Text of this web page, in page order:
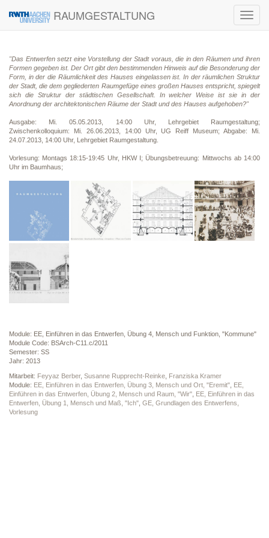
RAUMGESTALTUNG
"Das Entwerfen setzt eine Vorstellung der Stadt voraus, die in den Räumen und ihren
Formen gegeben ist. Der Ort gibt den bestimmenden Hinweis auf die Besonderung der
Form, in der die Räumlichkeit des Hauses eingelassen ist. In der räumlichen Struktur
der Stadt, die dem gegliederten Raumgefüge eines großen Hauses entspricht, spiegelt
sich die Struktur der städtischen Gesellschaft. In welcher Weise ist sie in der
Anordnung der architektonischen Räume der Stadt und des Hauses aufgehoben?"
Ausgabe: Mi. 05.05.2013, 14:00 Uhr, Lehrgebiet Raumgestaltung;
Zwischenkolloquium: Mi. 26.06.2013, 14:00 Uhr, UG Reiff Museum; Abgabe: Mi.
24.07.2013, 14:00 Uhr, Lehrgebiet Raumgestaltung.
Vorlesung: Montags 18:15-19:45 Uhr, HKW I; Übungsbetreuung: Mittwochs ab 14:00
Uhr im Baumhaus;
Module: EE, Einführen in das Entwerfen, Übung 4, Mensch und Funktion, "Kommune"
Module Code: BSArch-C11.c/2011
Semester: SS
Jahr: 2013
Mitarbeit: Feyyaz Berber, Susanne Rupprecht-Reinke Franziska Kramer
Module: EE, Einführen in das Entwerfen, Übung 3, Mensch und Ort, "Eremit" EE,
Einführen in das Entwerfen, Übung 2, Mensch und Raum, "Wir" EE, Einführen in das
Entwerfen, Übung 1, Mensch und Maß, "Ich" GE, Grundlagen des Entwerfens,
Vorlesung